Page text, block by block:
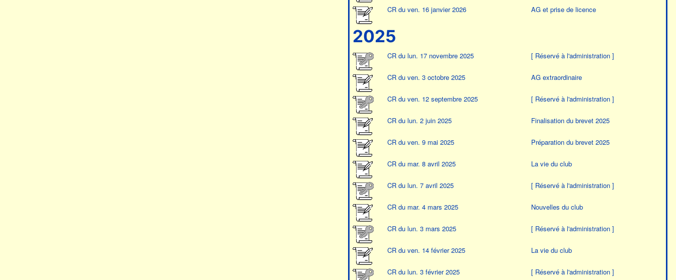
CR du ven. 16 janvier 2026 AG et prise de licence
2025
CR du lun. 17 novembre 2025 [ Réservé à l'administration ]
CR du ven. 3 octobre 2025 AG extraordinaire
CR du ven. 12 septembre 2025 [ Réservé à l'administration ]
CR du lun. 2 juin 2025 Finalisation du brevet 2025
CR du ven. 9 mai 2025 Préparation du brevet 2025
CR du mar. 8 avril 2025 La vie du club
CR du lun. 7 avril 2025 [ Réservé à l'administration ]
CR du mar. 4 mars 2025 Nouvelles du club
CR du lun. 3 mars 2025 [ Réservé à l'administration ]
CR du ven. 14 février 2025 La vie du club
CR du lun. 3 février 2025 [ Réservé à l'administration ]